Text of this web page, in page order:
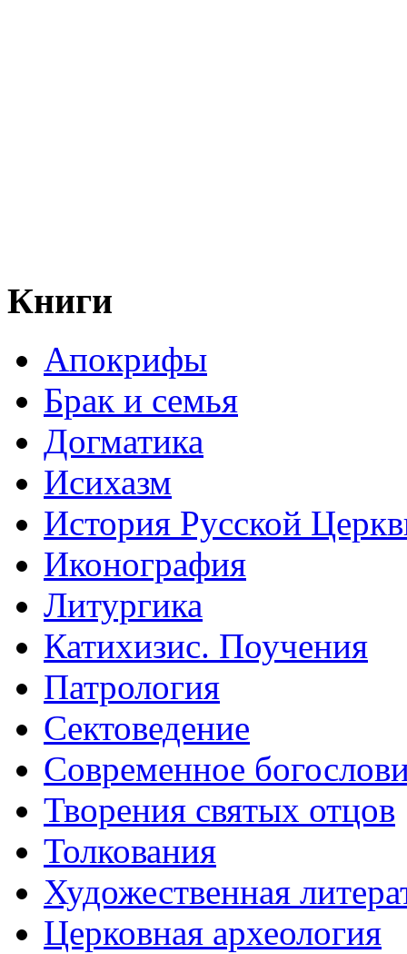
Книги
Апокрифы
Брак и семья
Догматика
Исихазм
История Русской
Иконография
Литургика
Катихизис. Поучения
Патрология
Сектоведение
Современное
Творения святых отцов
Толкования
Художественная
Церковная археология